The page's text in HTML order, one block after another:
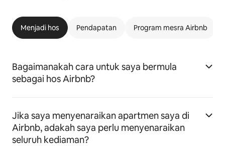
Menjadi hos Pendapatan Program mesra Airbnb
Bagaimanakah cara untuk saya bermula
sebagai hos Airbnb?
Jika saya menyenaraikan apartmen saya di
Airbnb, adakah saya perlu menyenaraikan
seluruh kediaman?